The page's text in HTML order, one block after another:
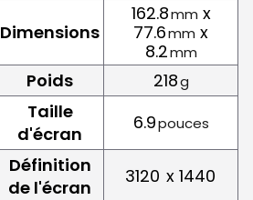
Dimensions
162.8mm x
77.6mm x
8.2mm
Poids 218g
Taille
d'écran
6.9pouces
Définition
de l'écran
3120 x 1440